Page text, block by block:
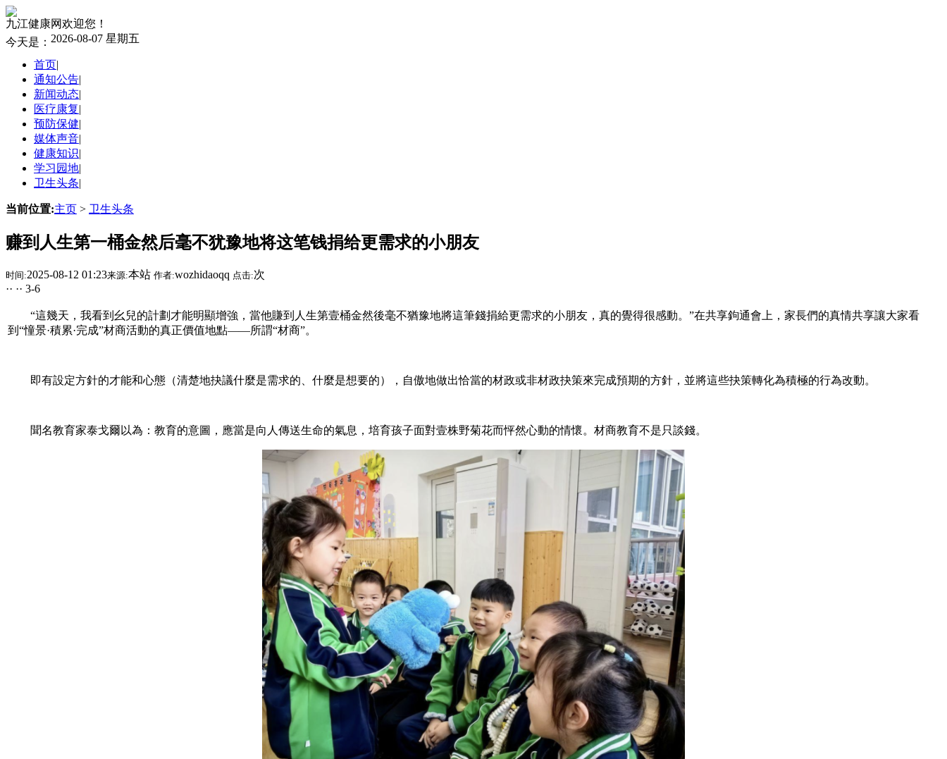
九江健康网欢迎您！
今天是： 2026-08-07 星期五
首页|
通知公告|
新闻动态|
医疗康复|
预防保健|
媒体声音|
健康知识|
学习园地|
卫生头条|
当前位置:主页 > 卫生头条
赚到人生第一桶金然后毫不犹豫地将这笔钱捐给更需求的小朋友
时间:2025-08-12 01:23来源:本站 作者:wozhidaoqq 点击:次
·· ·· 3-6
“這幾天，我看到幺兒的計劃才能明顯增強，當他賺到人生第壹桶金然後毫不猶豫地將這筆錢捐給更需求的小朋友，真的覺得很感動。”在共享鉤通會上，家長們的真情共享讓大家看
到“憧景·積累·完成”材商活動的真正價值地點——所謂“材商”。
即有設定方針的才能和心態（清楚地抉議什麼是需求的、什麼是想要的），自傲地做出恰當的材政或非材政抉策來完成預期的方針，並將這些抉策轉化為積極的行為改動。
聞名教育家泰戈爾以為：教育的意圖，應當是向人傳送生命的氣息，培育孩子面對壹株野菊花而怦然心動的情懷。材商教育不是只談錢。